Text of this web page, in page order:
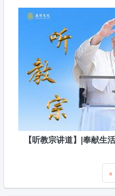
【听教宗讲道】|奉献生
«